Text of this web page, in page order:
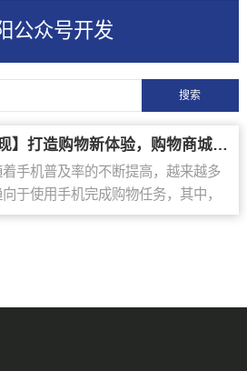
公众号开发
沈阳【发现】打造购物新体验，购物商城小程序开发值得关注的关键点！【有哪些?】
手机普及率的不断提高，越来越多
于使用手机完成购物任务，其中，
程序方面，更是呈现出了蓬勃发展